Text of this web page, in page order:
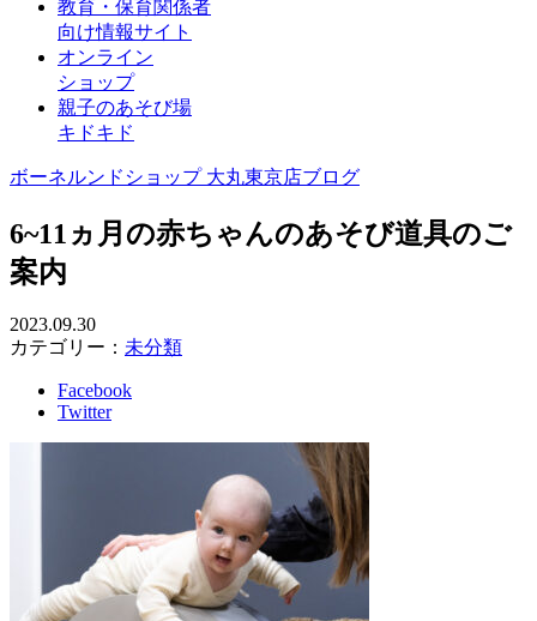
教育・保育関係者
向け情報サイト
オンライン
ショップ
親子のあそび場
キドキド
ボーネルンドショップ 大丸東京店ブログ
6~11ヵ月の赤ちゃんのあそび道具のご
案内
2023.09.30
カテゴリー： 未分類
Facebook
Twitter